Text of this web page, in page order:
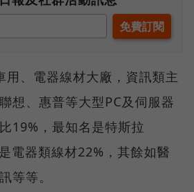
用、電器線材大廠，資訊類主
想、惠普等大型PC及伺服器
19%，最知名是特斯拉
電器類線材22%，其餘如醫
等等。